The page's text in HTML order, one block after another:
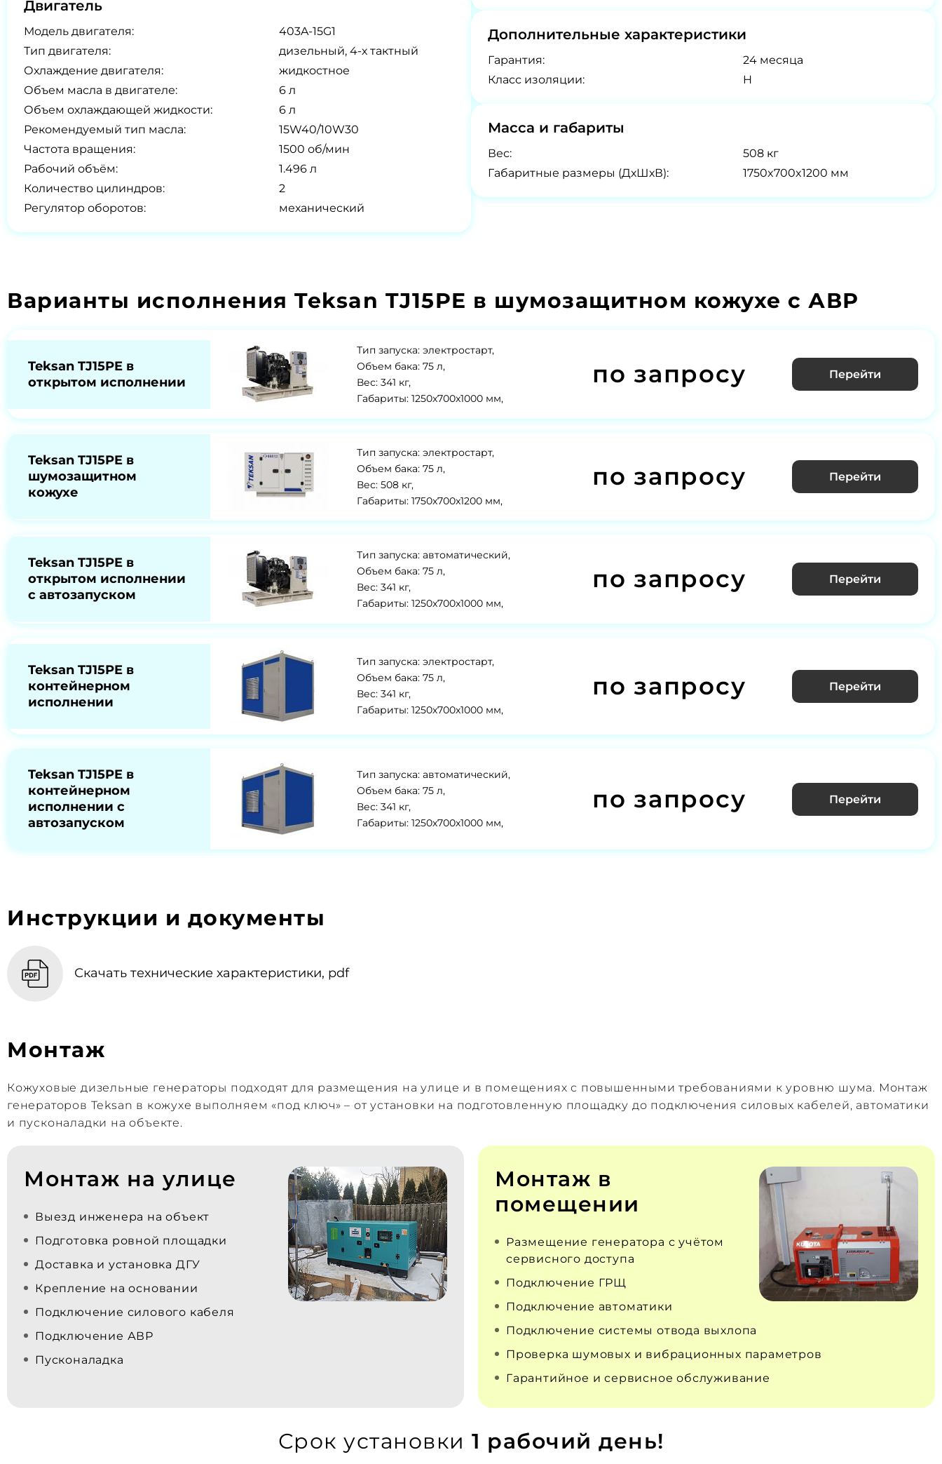
Двигатель
Модель двигателя:
403A-15G1
Тип двигателя:
дизельный, 4-х тактный
Охлаждение двигателя:
жидкостное
Объем масла в двигателе:
6 л
Объем охлаждающей жидкости:
6 л
Рекомендуемый тип масла:
15W40/10W30
Частота вращения:
1500 об/мин
Рабочий объём:
1.496 л
Количество цилиндров:
2
Регулятор оборотов:
механический
Дополнительные характеристики
Гарантия:
24 месяца
Класс изоляции:
H
Масса и габариты
Вес:
508 кг
Габаритные размеры (ДхШхВ):
1750x700x1200 мм
Варианты исполнения Teksan TJ15PE в шумозащитном кожухе с АВР
Teksan TJ15PE в
открытом исполнении
Тип запуска: электростарт,
Объем бака: 75 л,
Вес: 341 кг,
Габариты: 1250x700x1000 мм,
по запросу Перейти
Teksan TJ15PE в
шумозащитном
кожухе
Тип запуска: электростарт,
Объем бака: 75 л,
Вес: 508 кг,
Габариты: 1750x700x1200 мм,
по запросу Перейти
Teksan TJ15PE в
открытом исполнении
с автозапуском
Тип запуска: автоматический,
Объем бака: 75 л,
Вес: 341 кг,
Габариты: 1250x700x1000 мм,
по запросу Перейти
Teksan TJ15PE в
контейнерном
исполнении
Тип запуска: электростарт,
Объем бака: 75 л,
Вес: 341 кг,
Габариты: 1250х700х1000 мм,
по запросу Перейти
Teksan TJ15PE в
контейнерном
исполнении с
автозапуском
Тип запуска: автоматический,
Объем бака: 75 л,
Вес: 341 кг,
Габариты: 1250х700х1000 мм,
по запросу Перейти
Инструкции и документы
Скачать технические характеристики, pdf
Монтаж
Кожуховые дизельные генераторы подходят для размещения на улице и в помещениях с повышенными требованиями к уровню шума. Монтаж
генераторов Teksan в кожухе выполняем «под ключ» – от установки на подготовленную площадку до подключения силовых кабелей, автоматики
и пусконаладки на объекте.
Монтаж на улице
Выезд инженера на объект
Подготовка ровной площадки
Доставка и установка ДГУ
Крепление на основании
Подключение силового кабеля
Подключение АВР
Пусконаладка
Монтаж в
помещении
Размещение генератора с учётом
сервисного доступа
Подключение ГРЩ
Подключение автоматики
Подключение системы отвода выхлопа
Проверка шумовых и вибрационных параметров
Гарантийное и сервисное обслуживание
Срок установки 1 рабочий день!